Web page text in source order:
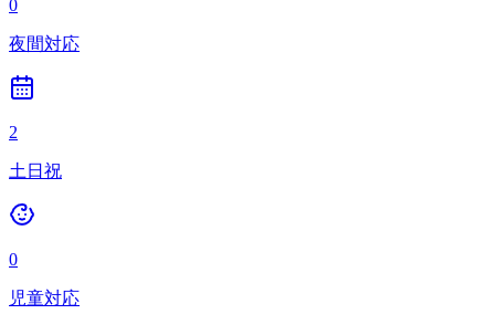
0
夜間対応
2
土日祝
0
児童対応